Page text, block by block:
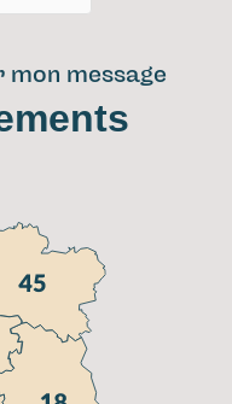
mon message